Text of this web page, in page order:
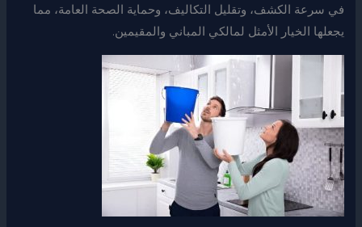
في سرعة الكشف، وتقليل التكاليف، وحماية الصحة العامة، مما
يجعلها الخيار الأمثل لمالكي المباني والمقيمين.